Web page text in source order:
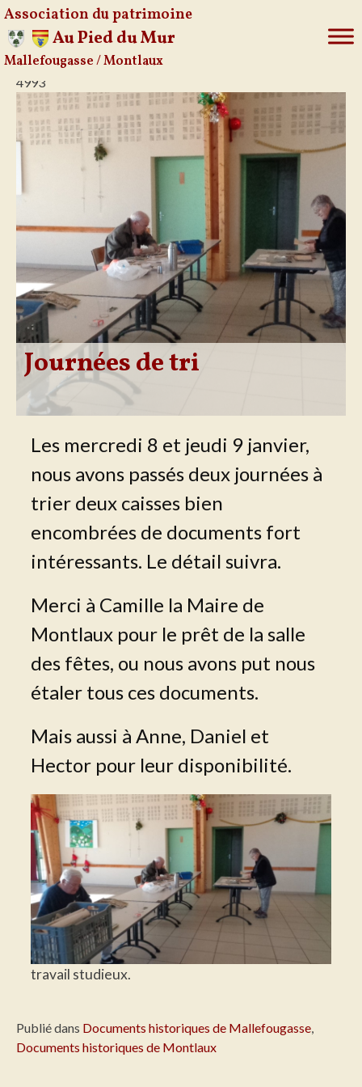
Aller
contenu
Association du patrimoine
Au Pied du Mur
Mallefougasse / Montlaux
4993
Journées de tri
Les mercredi 8 et jeudi 9 janvier,
nous avons passés deux journées à
trier deux caisses bien
encombrées de documents fort
intéressants. Le détail suivra.
Merci à Camille la Maire de
Montlaux pour le prêt de la salle
des fêtes, ou nous avons put nous
étaler tous ces documents.
Mais aussi à Anne, Daniel et
Hector pour leur disponibilité.
travail studieux.
Publié dans Documents historiques de Mallefougasse,
Documents historiques de Montlaux